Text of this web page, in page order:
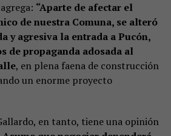
“Aparte de afectar el
de nuestra Comuna, se alteró
y agresiva la entrada a Pucón,
de propaganda adosada al
, en plena faena de construcción
un enorme proyecto
en tanto, tiene una opinión